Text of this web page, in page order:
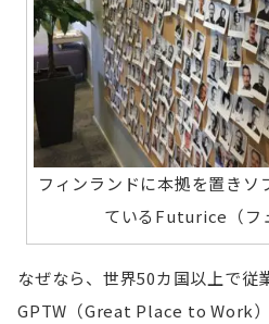
フィンランドに本拠を置きソ
ているFuturice（フ
なぜなら、世界50カ国以上で従
GPTW（Great Place to Work